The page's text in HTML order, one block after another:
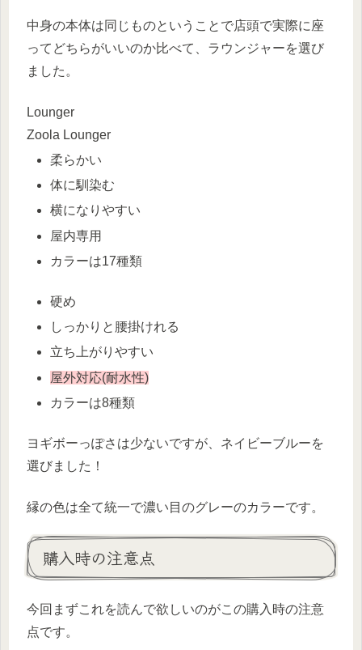
中身の本体は同じものということで店頭で実際に座
ってどちらがいいのか比べて、ラウンジャーを選び
ました。
Lounger
Zoola Lounger
柔らかい
体に馴染む
横になりやすい
屋内専用
カラーは17種類
硬め
しっかりと腰掛けれる
立ち上がりやすい
屋外対応(耐水性)
カラーは8種類
ヨギボーっぽさは少ないですが、ネイビーブルーを
選びました！
縁の色は全て統一で濃い目のグレーのカラーです。
購入時の注意点
今回まずこれを読んで欲しいのがこの購入時の注意
点です。